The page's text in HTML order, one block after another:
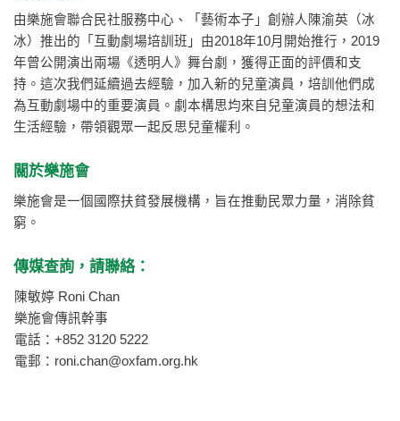
由樂施會聯合民社服務中心、「藝術本子」創辦人陳渝英（冰
冰）推出的「互動劇場培訓班」由2018年10月開始推行，2019
年曾公開演出兩場《透明人》舞台劇，獲得正面的評價和支
持。這次我們延續過去經驗，加入新的兒童演員，培訓他們成
為互動劇場中的重要演員。劇本構思均來自兒童演員的想法和
生活經驗，帶領觀眾一起反思兒童權利。
關於樂施會
樂施會是一個國際扶貧發展機構，旨在推動民眾力量，消除貧
窮。
傳媒查詢，請聯絡：
陳敏婷 Roni Chan
樂施會傳訊幹事
電話：+852 3120 5222
電郵： roni.chan@oxfam.org.hk